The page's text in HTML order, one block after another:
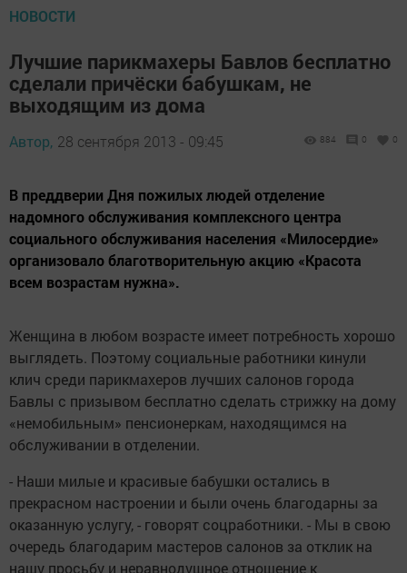
НОВОСТИ
Лучшие парикмахеры Бавлов бесплатно
сделали причёски бабушкам, не
выходящим из дома
Автор, 28 сентября 2013 - 09:45 884 0 0
В преддверии Дня пожилых людей отделение
надомного обслуживания комплексного центра
социального обслуживания населения «Милосердие»
организовало благотворительную акцию «Красота
всем возрастам нужна».
Женщина в любом возрасте имеет потребность хорошо
выглядеть. Поэтому социальные работники кинули
клич среди парикмахеров лучших салонов города
Бавлы с призывом бесплатно сделать стрижку на дому
«немобильным» пенсионеркам, находящимся на
обслуживании в отделении.
- Наши милые и красивые бабушки остались в
прекрасном настроении и были очень благодарны за
оказанную услугу, - говорят соцработники. - Мы в свою
очередь благодарим мастеров салонов за отклик на
нашу просьбу и неравнодушное отношение к